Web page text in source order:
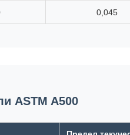
0,045
ASTM A500